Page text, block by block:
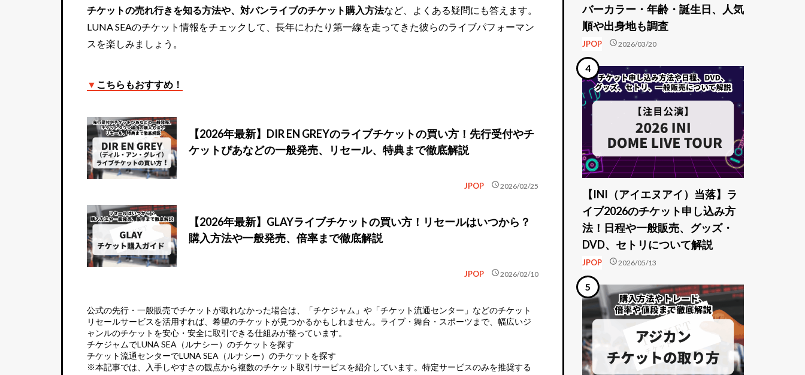
チケットの売れ行きを知る方法や、対バンライブのチケット購入方法など、よくある疑問にも答えます。
LUNA SEAのチケット情報をチェックして、長年にわたり第一線を走ってきた彼らのライブパフォーマン
スを楽しみましょう。
▼ こちらもおすすめ！
【2026年最新】DIR EN GREYのライブチケットの買い方！先行受付やチ
ケットぴあなどの一般発売、リセール、特典まで徹底解説
JPOP schedule2026/02/25
【2026年最新】GLAYライブチケットの買い方！リセールはいつから？
購入方法や一般発売、倍率まで徹底解説
JPOP schedule2026/02/10
公式の先行・一般販売でチケットが取れなかった場合は、
「チケジャム」や「チケット流通センター」などのチケット
リセールサービスを活用すれば、希望のチケットが見つかるかもしれません。ライブ・舞台・スポーツまで、幅広いジ
ャンルのチケットを安心・安全に取引できる仕組みが整っています。
チケジャムでLUNA SEA（ルナシー）のチケットを探す
チケット流通センターでLUNA SEA（ルナシー）のチケットを探す
※本記事では、入手しやすさの観点から複数のチケット取引サービスを紹介しています。特定サービスのみを推奨する
バーカラー・年齢・誕生日、人気
順や出身地も調査
JPOP schedule2026/03/20
【INI（アイエヌアイ）当落】ラ
イブ2026のチケット申し込み方
法！日程や一般販売、グッズ・
DVD、セトリについて解説
JPOP schedule2026/05/13